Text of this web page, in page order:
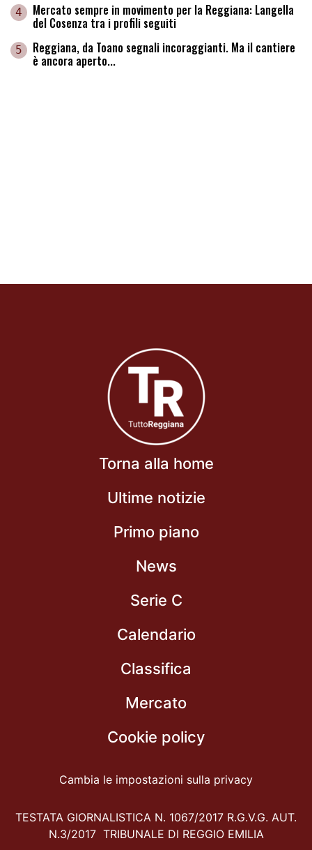
4 Mercato sempre in movimento per la Reggiana: Langella
del Cosenza tra i profili seguiti
5 Reggiana, da Toano segnali incoraggianti. Ma il cantiere
è ancora aperto...
Torna alla home
Ultime notizie
Primo piano
News
Serie C
Calendario
Classifica
Mercato
Cookie policy
Cambia le impostazioni sulla privacy
TESTATA GIORNALISTICA N. 1067/2017 R.G.V.G. AUT.
N.3/2017 TRIBUNALE DI REGGIO EMILIA